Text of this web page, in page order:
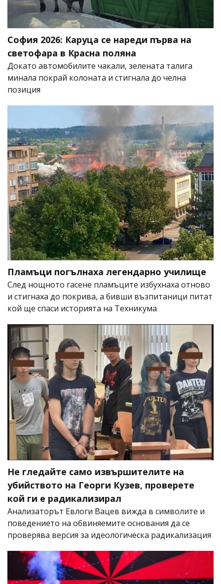
София 2026: Каруца се нареди първа на
светофара в Красна поляна
Докато автомобилите чакали, зелената талига
минала покрай колоната и стигнала до челна
позиция
Пламъци погълнаха легендарно училище
След нощното гасене пламъците избухнаха отново
и стигнаха до покрива, а бивши възпитаници питат
кой ще спаси историята на Техникума
Не гледайте само извършителите на
убийството на Георги Кузев, проверете
кой ги е радикализирал
Анализаторът Евлоги Вацев вижда в символите и
поведението на обвиняемите основания да се
проверява версия за идеологическа радикализация